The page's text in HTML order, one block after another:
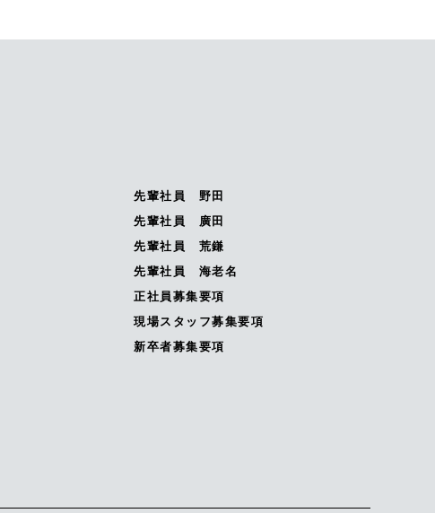
先輩社員 野田
先輩社員 廣田
先輩社員 荒鎌
先輩社員 海老名
正社員募集要項
現場スタッフ募集要項
新卒者募集要項